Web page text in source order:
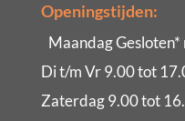
Openingstijden:
Maandag
Di t/m Vr 9.00 tot
Zaterdag 9.00 tot